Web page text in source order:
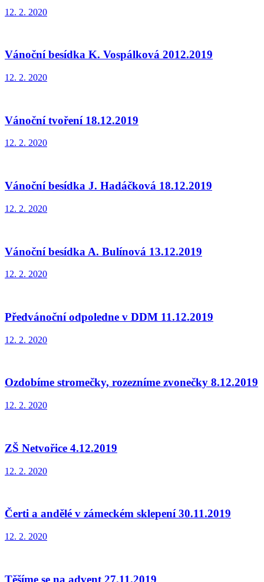
12. 2. 2020
Vánoční besídka K. Vospálková 2012.2019
12. 2. 2020
Vánoční tvoření 18.12.2019
12. 2. 2020
Vánoční besídka J. Hadáčková 18.12.2019
12. 2. 2020
Vánoční besídka A. Bulínová 13.12.2019
12. 2. 2020
Předvánoční odpoledne v DDM 11.12.2019
12. 2. 2020
Ozdobíme stromečky, rozezníme zvonečky 8.12.2019
12. 2. 2020
ZŠ Netvořice 4.12.2019
12. 2. 2020
Čerti a andělé v zámeckém sklepení 30.11.2019
12. 2. 2020
Těšíme se na advent 27.11.2019